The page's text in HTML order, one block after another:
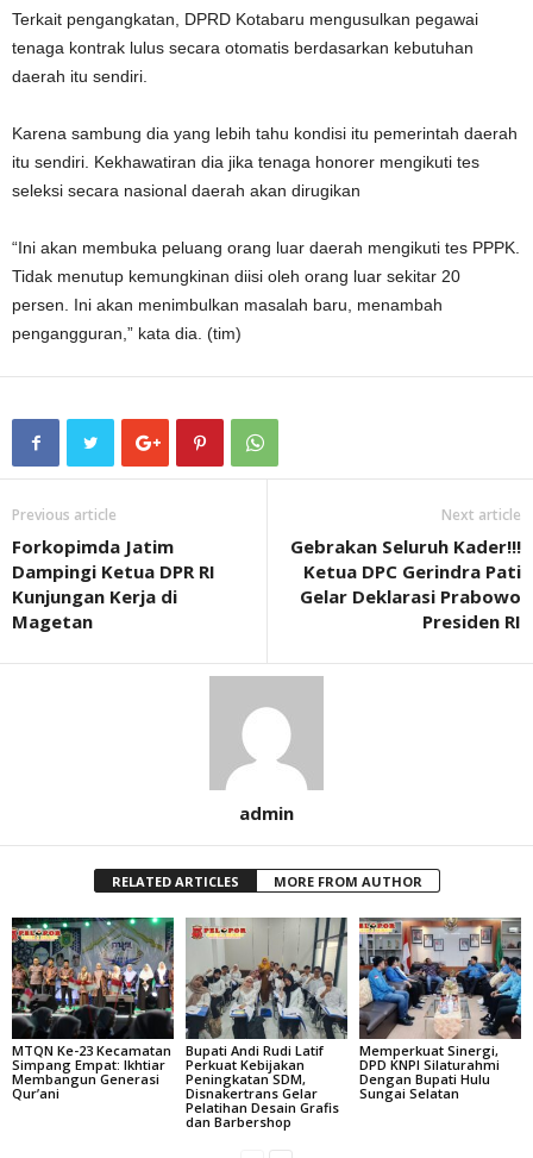
Terkait pengangkatan, DPRD Kotabaru mengusulkan pegawai
tenaga kontrak lulus secara otomatis berdasarkan kebutuhan
daerah itu sendiri.
Karena sambung dia yang lebih tahu kondisi itu pemerintah daerah
itu sendiri. Kekhawatiran dia jika tenaga honorer mengikuti tes
seleksi secara nasional daerah akan dirugikan
“Ini akan membuka peluang orang luar daerah mengikuti tes PPPK.
Tidak menutup kemungkinan diisi oleh orang luar sekitar 20
persen. Ini akan menimbulkan masalah baru, menambah
pengangguran,” kata dia. (tim)
Previous article
Forkopimda Jatim
Dampingi Ketua DPR RI
Kunjungan Kerja di
Magetan
Next article
Gebrakan Seluruh Kader!!!
Ketua DPC Gerindra Pati
Gelar Deklarasi Prabowo
Presiden RI
admin
RELATED ARTICLES MORE FROM AUTHOR
MTQN Ke-23 Kecamatan
Simpang Empat: Ikhtiar
Membangun Generasi
Qur’ani
Bupati Andi Rudi Latif
Perkuat Kebijakan
Peningkatan SDM,
Disnakertrans Gelar
Pelatihan Desain Grafis
dan Barbershop
Memperkuat Sinergi,
DPD KNPI Silaturahmi
Dengan Bupati Hulu
Sungai Selatan